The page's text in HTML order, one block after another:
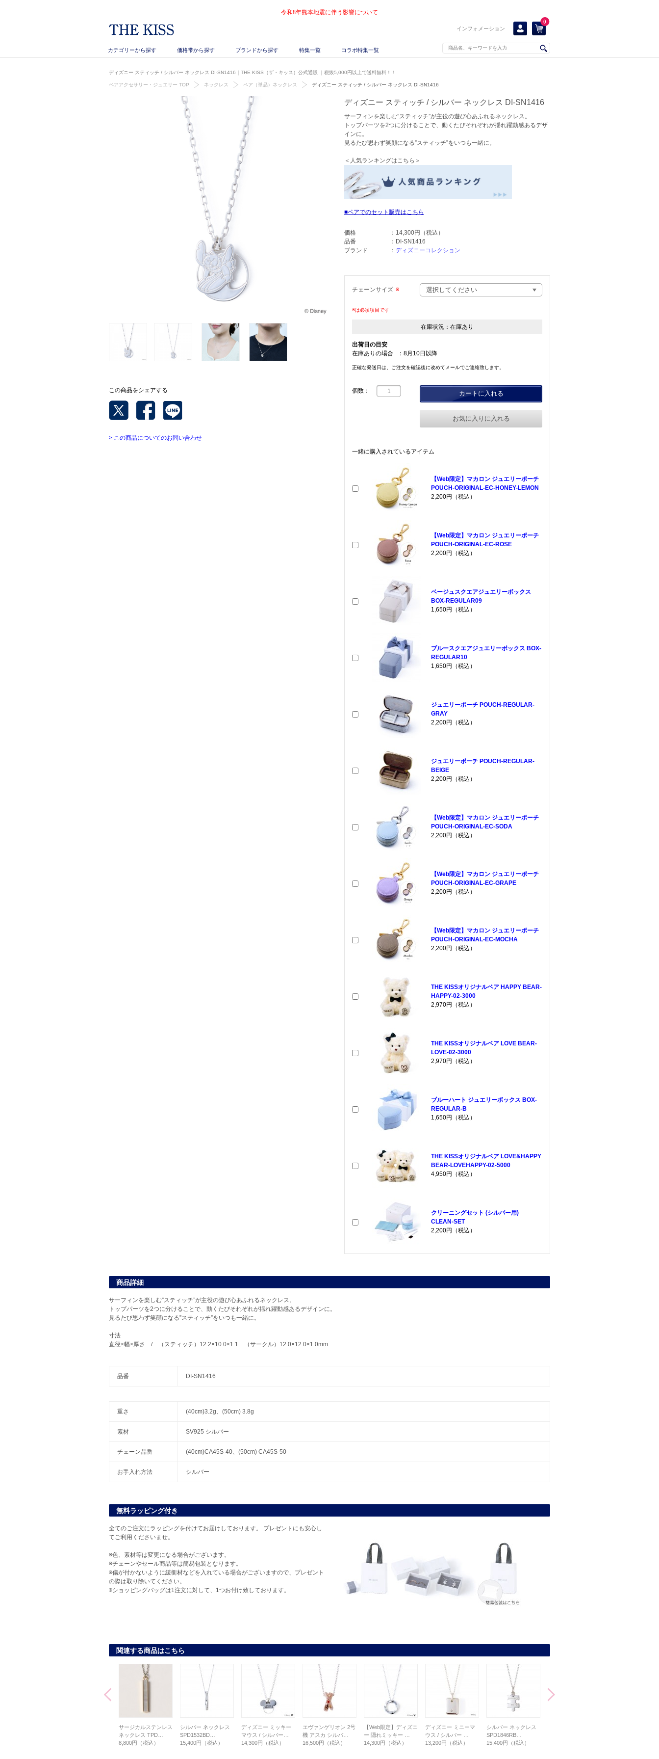
令和8年熊本地震に伴う影響について
インフォメーション
0
カテゴリーから探す 価格帯から探す ブランドから探す 特集一覧 コラボ特集一覧
ディズニー スティッチ / シルバー ネックレス DI-SN1416｜THE KISS（ザ・キッス）公式通販 ｜税抜5,000円以上で送料無料！！
ペアアクセサリー・ジュエリー TOP ネックレス ペア（単品）ネックレス ディズニー スティッチ / シルバー ネックレス DI-SN1416
この商品をシェアする
> この商品についてのお問い合わせ
ディズニー スティッチ / シルバー ネックレス DI-SN1416
サーフィンを楽しむ”スティッチ”が主役の遊び心あふれるネックレス。
トップパーツを2つに分けることで、動くたびそれぞれが揺れ躍動感あるデザ
インに。
見るたび思わず笑顔になる”スティッチ”をいつも一緒に。
＜人気ランキングはこちら＞
ペアでのセット販売はこちら
価格 ： 14,300円
（税込）
品番
： DI-SN1416
ブランド
： ディズニーコレクション
チェーンサイズ ※
※は必須項目です
在庫状況： 在庫あり
出荷日の目安
在庫ありの場合
： 8月10日以降
正確な発送日は、ご注文を確認後に改めてメールでご連絡致します。
個数： カートに入れる
お気に入りに入れる
一緒に購入されているアイテム
【Web限定】マカロン ジュエリーポーチ
POUCH-ORIGINAL-EC-HONEY-LEMON
2,200円（税込）
【Web限定】マカロン ジュエリーポーチ
POUCH-ORIGINAL-EC-ROSE
2,200円（税込）
ベージュスクエアジュエリーボックス
BOX-REGULAR09
1,650円（税込）
ブルースクエアジュエリーボックス BOX-
REGULAR10
1,650円（税込）
ジュエリーポーチ POUCH-REGULAR-
GRAY
2,200円（税込）
ジュエリーポーチ POUCH-REGULAR-
BEIGE
2,200円（税込）
【Web限定】マカロン ジュエリーポーチ
POUCH-ORIGINAL-EC-SODA
2,200円（税込）
【Web限定】マカロン ジュエリーポーチ
POUCH-ORIGINAL-EC-GRAPE
2,200円（税込）
【Web限定】マカロン ジュエリーポーチ
POUCH-ORIGINAL-EC-MOCHA
2,200円（税込）
THE KISSオリジナルベア HAPPY BEAR-
HAPPY-02-3000
2,970円（税込）
THE KISSオリジナルベア LOVE BEAR-
LOVE-02-3000
2,970円（税込）
ブルーハート ジュエリーボックス BOX-
REGULAR-B
1,650円（税込）
THE KISSオリジナルベア LOVE&HAPPY
BEAR-LOVEHAPPY-02-5000
4,950円（税込）
クリーニングセット (シルバー用)
CLEAN-SET
2,200円（税込）
商品詳細
サーフィンを楽しむ”スティッチ”が主役の遊び心あふれるネックレス。
トップパーツを2つに分けることで、動くたびそれぞれが揺れ躍動感あるデザインに。
見るたび思わず笑顔になる”スティッチ”をいつも一緒に。
寸法
直径×幅×厚さ / （スティッチ）12.2×10.0×1.1 （サークル）12.0×12.0×1.0mm
品番 DI-SN1416
重さ (40cm)3.2g、(50cm) 3.8g
素材 SV925 シルバー
チェーン品番 (40cm)CA45S-40、(50cm) CA45S-50
お手入れ方法 シルバー
無料ラッピング付き
全てのご注文にラッピングを付けてお届けしております。 プレゼントにも安心し
てご利用くださいませ。
※色、素材等は変更になる場合がございます。
※チェーンやセール商品等は簡易包装となります。
※傷が付かないように緩衝材などを入れている場合がございますので、プレゼント
の際は取り除いてください。
※ショッピングバッグは1注文に対して、1つお付け致しております。
関連する商品はこちら
サージカルステンレス
ネックレス TPD…
8,800円（税込）
シルバー ネックレス
SPD1532BD…
15,400円（税込）
ディズニー ミッキー
マウス / シルバー…
14,300円（税込）
エヴァンゲリオン 2号
機 アスカ シルバ…
16,500円（税込）
【Web限定】ディズニ
ー 隠れミッキー …
14,300円（税込）
ディズニー ミニーマ
ウス / シルバー …
13,200円（税込）
シルバー ネックレス
SPD1846RB…
15,400円（税込）